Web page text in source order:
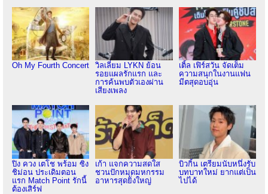
Oh My Fourth Concert
วิลเลี่ยม LYKN ย้อน
รอยแผลรักแรก และ
การค้นพบตัวเองผ่าน
เสียงเพลง
เติ้ล เฟิร์สวัน จัดเต็ม
ความสนุกในงานแฟน
มีตสุดอบอุ่น
ปิง ควง เตโช พร้อม ซิง
ชิม่อน ประเดิมตอน
แรก Match Point รักนี้
ต้องเสิร์ฟ
เก้า แจกความสดใส
ชวนปักหมุดมหกรรม
อาหารสุดยิ่งใหญ่
บิวกิ้น เตรียมนับหนึ่งรับ
บทบาทใหม่ ยากแต่เป็น
ไปได้